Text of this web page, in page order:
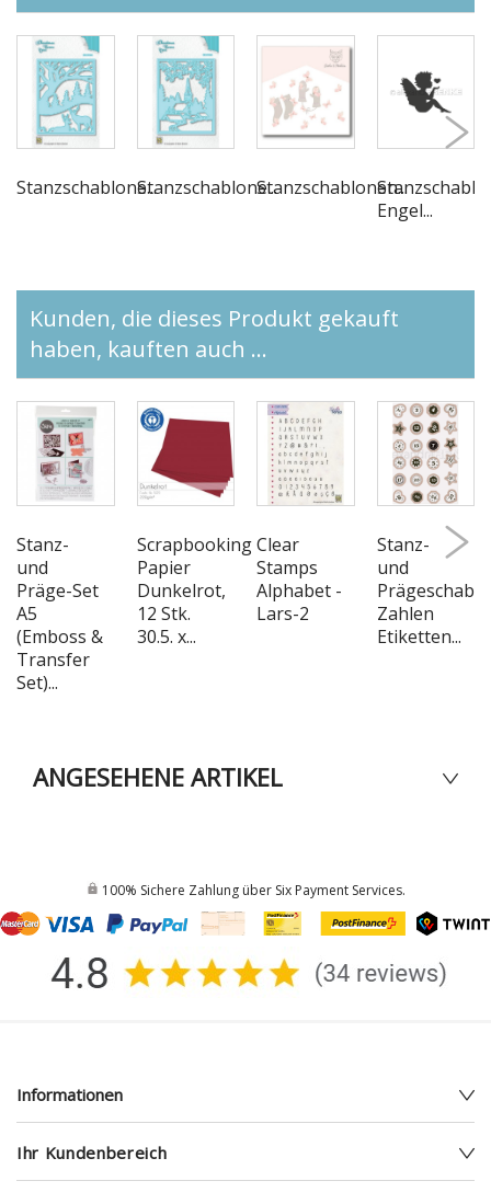
Stanzschablone...Stanzschablone...Stanzschablonen...
Engel...
Kunden, die dieses Produkt gekauft
haben, kauften auch ...
Stanz-
und
Präge-Set
A5
(Emboss &
Transfer
Set)...
Scrapbooking
Papier
Dunkelrot,
12 Stk.
30.5. x...
Clear
Stamps
Alphabet -
Lars-2
Stanz-
und
Zahlen
Etiketten...
ANGESEHENE ARTIKEL
100% Sichere Zahlung über Six Payment Services.
Informationen
Ihr Kundenbereich